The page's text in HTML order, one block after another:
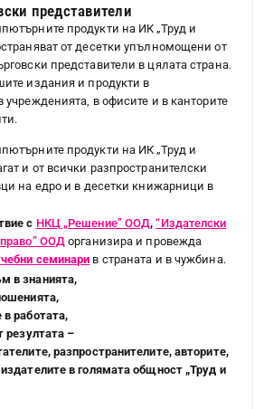
представители
продукти на ИК „Труд и
от десетки упълномощени от
представители в цялата страна.
издания и продукти в
учрежденията, в офисите и в канторите
продукти на ИК „Труд и
и от всички разпространителски
на едро и в десетки книжарници в
с НКЦ „Решение” ООД,“Издателски
ООД организира и провежда
семинари в страната и в чужбина.
в знанията,
работата,
резултата –
разпространителите, авторите,
в голямата общност „Труд и